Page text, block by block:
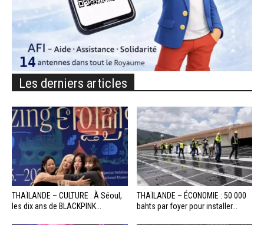
Les derniers articles
THAÏLANDE – CULTURE : À Séoul,
les dix ans de BLACKPINK...
THAÏLANDE – ÉCONOMIE : 50 000
bahts par foyer pour installer...